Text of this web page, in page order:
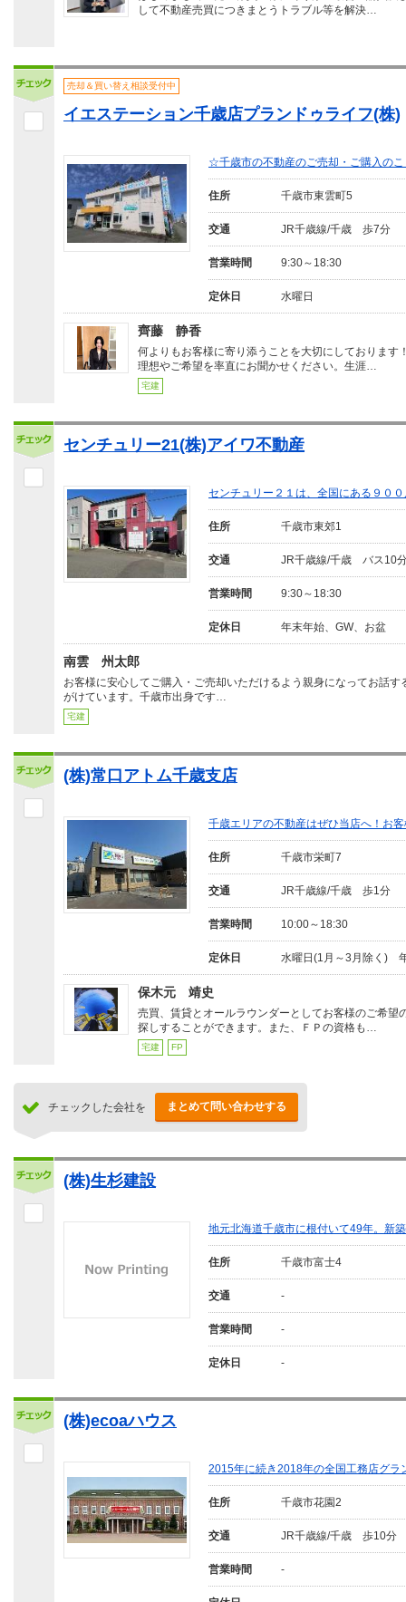
して不動産売買につきまとうトラブル等を解決…
売却＆買い替え相談受付中
イエステーション千歳店プランドゥライフ(株)
☆千歳市の不動産のご売却・ご購入の
住所 千歳市東雲町5
交通 JR千歳線/千歳 歩7分
営業時間 9:30～18:30
定休日 水曜日
齊藤 静香
何よりもお客様に寄り添うことを大切にしております
理想やご希望を率直にお聞かせください。生涯…
宅建
センチュリー21(株)アイワ不動産
センチュリー２１は、全国にある９０
住所 千歳市東郊1
交通 JR千歳線/千歳 バス10
営業時間 9:30～18:30
定休日 年末年始、GW、お盆
南雲 州太郎
お客様に安心してご購入・ご売却いただけるよう親身になってお話す
がけています。千歳市出身です…
宅建
(株)常口アトム千歳支店
千歳エリアの不動産はぜひ当店へ！お
住所 千歳市栄町7
交通 JR千歳線/千歳 歩1分
営業時間 10:00～18:30
定休日 水曜日(1月～3月除く)
保木元 靖史
売買、賃貸とオールラウンダーとしてお客様のご希望
探しすることができます。また、ＦＰの資格も…
宅建 FP
チェックした会社を まとめて問い合わせする
(株)生杉建設
地元北海道千歳市に根付いて49年。新
住所 千歳市富士4
交通 -
営業時間 -
定休日 -
(株)ecoaハウス
2015年に続き2018年の全国工務店グラ
住所 千歳市花園2
交通 JR千歳線/千歳 歩10分
営業時間 -